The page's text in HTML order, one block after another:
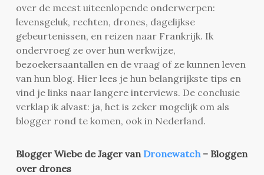
over de meest uiteenlopende onderwerpen:
levensgeluk, rechten, drones, dagelijkse
gebeurtenissen, en reizen naar Frankrijk. Ik
ondervroeg ze over hun werkwijze,
bezoekersaantallen en de vraag of ze kunnen leven
van hun blog. Hier lees je hun belangrijkste tips en
vind je links naar langere interviews. De conclusie
verklap ik alvast: ja, het is zeker mogelijk om als
blogger rond te komen, ook in Nederland.
Blogger Wiebe de Jager van Dronewatch– Bloggen
over drones